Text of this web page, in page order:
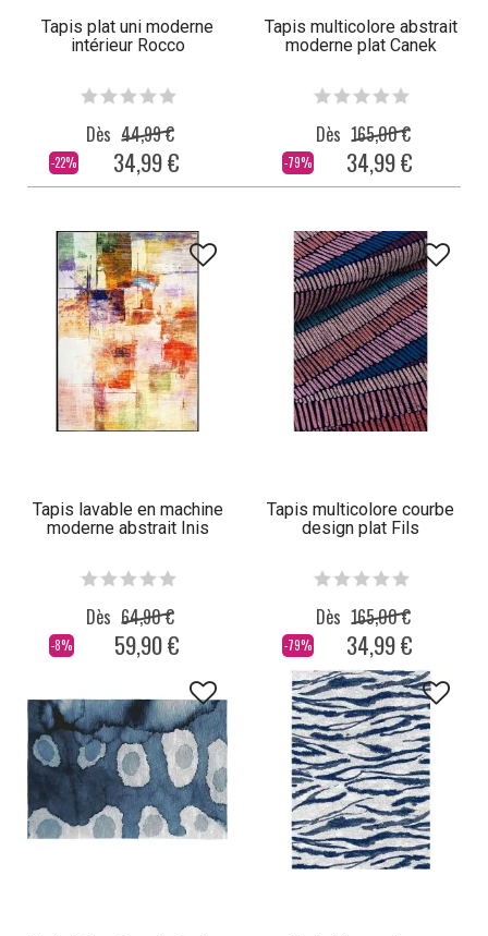
Tapis plat uni moderne
intérieur Rocco
-22%
Dès 44,99 €
34,99 €
Tapis multicolore abstrait
moderne plat Canek
-79%
Dès 165,00 €
34,99 €
Tapis lavable en machine
moderne abstrait Inis
-8%
Dès 64,90 €
59,90 €
Tapis multicolore courbe
design plat Fils
-79%
Dès 165,00 €
34,99 €